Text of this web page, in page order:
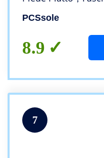
Tallone, Piede Cavo
PCSsole
8.9
7